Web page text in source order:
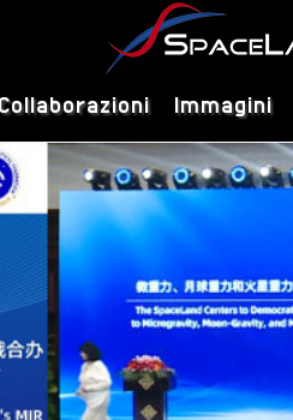
Collaborazioni Immagini